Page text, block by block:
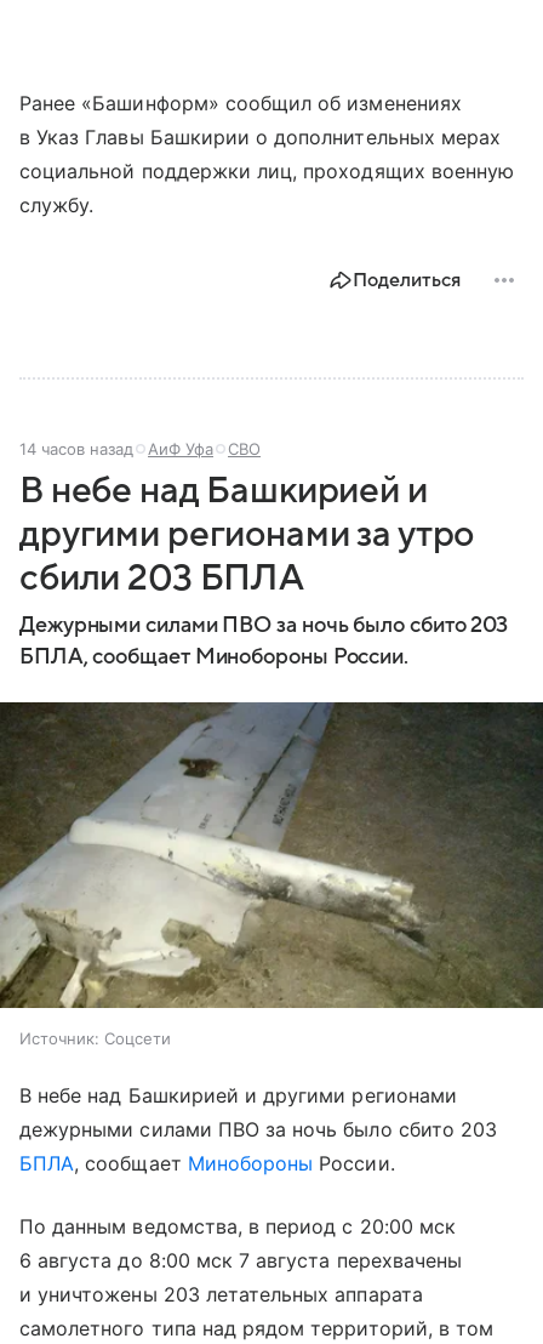
Ранее «Башинформ» сообщил об изменениях
в Указ Главы Башкирии о дополнительных мерах
социальной поддержки лиц, проходящих военную
службу.
Поделиться
14 часов назад АиФ Уфа СВО
В небе над Башкирией и
другими регионами за утро
сбили 203 БПЛА
Дежурными силами ПВО за ночь было сбито 203
БПЛА, сообщает Минобороны России.
Источник: Соцсети
В небе над Башкирией и другими регионами
дежурными силами ПВО за ночь было сбито 203
БПЛА, сообщает Минобороны России.
По данным ведомства, в период с 20:00 мск
6 августа до 8:00 мск 7 августа перехвачены
и уничтожены 203 летательных аппарата
самолетного типа над рядом территорий, в том